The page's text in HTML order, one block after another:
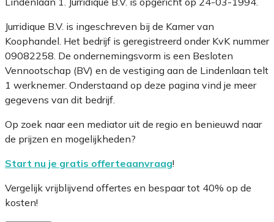
Jurridique B.V. is ingeschreven bij de Kamer van
Koophandel. Het bedrijf is geregistreerd onder KvK nummer
09082258. De ondernemingsvorm is een Besloten
Vennootschap (BV) en de vestiging aan de Lindenlaan telt
1 werknemer. Onderstaand op deze pagina vind je meer
gegevens van dit bedrijf.
Op zoek naar een mediator uit de regio en benieuwd naar
de prijzen en mogelijkheden?
Start nu je gratis offerteaanvraag!
Vergelijk vrijblijvend offertes en bespaar tot 40% op de
kosten!